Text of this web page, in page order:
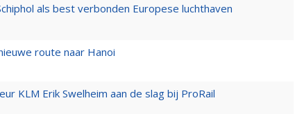
als best verbonden Europese luchthaven
route naar Hanoi
KLM Erik Swelheim aan de slag bij ProRail